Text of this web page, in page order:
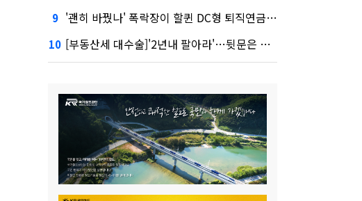
9 '괜히 바꿨나' 폭락장이 할퀸 DC형 퇴직연금…전문가 조언은
10 [부동산세 대수술]'2년내 팔아라'…뒷문은 열었다